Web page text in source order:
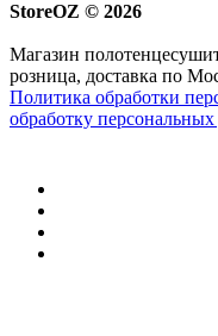
StoreOZ © 2026
Магазин
розница, доставка по
Политика обработки
обработку